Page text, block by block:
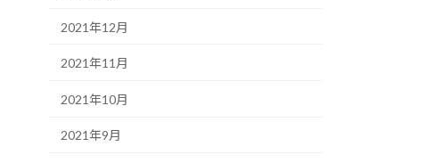
2021年12月
2021年11月
2021年10月
2021年9月